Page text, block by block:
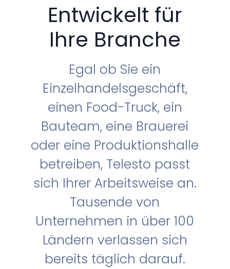
Entwickelt für
Ihre Branche
Egal ob Sie ein
Einzelhandelsgeschäft,
einen Food-Truck, ein
Bauteam, eine Brauerei
oder eine Produktionshalle
betreiben, Telesto passt
sich Ihrer Arbeitsweise an.
Tausende von
Unternehmen in über 100
Ländern verlassen sich
bereits täglich darauf.